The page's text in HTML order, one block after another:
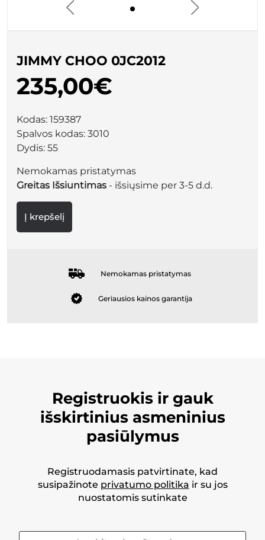
JIMMY CHOO 0JC2012
235,00€
Kodas: 159387
Spalvos kodas: 3010
Dydis: 55
Nemokamas pristatymas
Greitas Išsiuntimas - išsiųsime per 3-5 d.d.
Į krepšelį
Nemokamas pristatymas
Geriausios kainos garantija
Registruokis ir gauk
išskirtinius asmeninius
pasiūlymus
Registruodamasis patvirtinate, kad
susipažinote privatumo politika ir su jos
nuostatomis sutinkate